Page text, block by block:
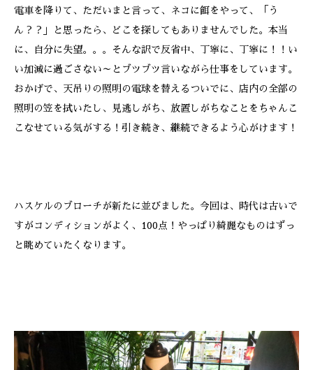
電車を降りて、ただいまと言って、ネコに餌をやって、「う
ん？？」と思ったら、どこを探してもありませんでした。本当
に、自分に失望。。。そんな訳で反省中、丁寧に、丁寧に！！い
い加減に過ごさない～とブツブツ言いながら仕事をしています。
おかげで、天吊りの照明の電球を替えるついでに、店内の全部の
照明の笠を拭いたし、見逃しがち、放置しがちなことをちゃんこ
こなせている気がする！引き続き、継続できるよう心がけます！
ハスケルのブローチが新たに並びました。今回は、時代は古いで
すがコンディションがよく、100点！やっぱり綺麗なものはずっ
と眺めていたくなります。